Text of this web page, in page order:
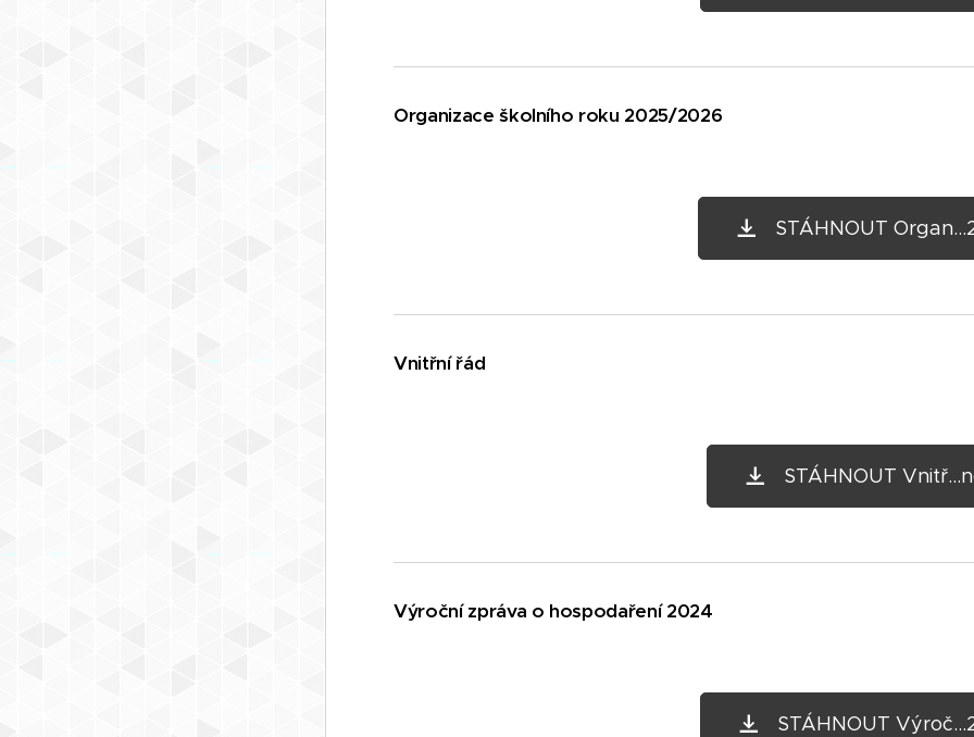
Organizace školního roku 2025/2026
STÁHNOUT
Vnitřní řád
STÁHNOUT
Výroční zpráva o hospodaření 2024
STÁHNOUT